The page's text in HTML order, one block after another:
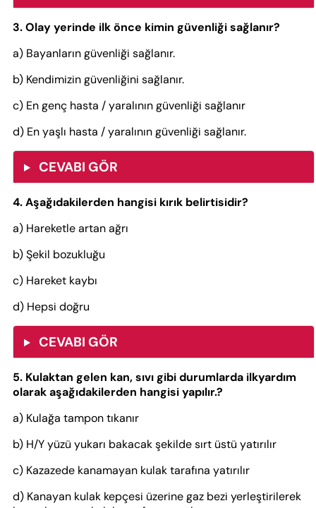
3. Olay yerinde ilk önce kimin güvenliği sağlanır?
a) Bayanların güvenliği sağlanır.
b) Kendimizin güvenliğini sağlanır.
c) En genç hasta / yaralının güvenliği sağlanır
d) En yaşlı hasta / yaralının güvenliği sağlanır.
CEVABI GÖR
4. Aşağıdakilerden hangisi kırık belirtisidir?
a) Hareketle artan ağrı
b) Şekil bozukluğu
c) Hareket kaybı
d) Hepsi doğru
CEVABI GÖR
5. Kulaktan gelen kan, sıvı gibi durumlarda ilkyardım
olarak aşağıdakilerden hangisi yapılır.?
a) Kulağa tampon tıkanır
b) H/Y yüzü yukarı bakacak şekilde sırt üstü yatırılır
c) Kazazede kanamayan kulak tarafına yatırılır
d) Kanayan kulak kepçesi üzerine gaz bezi yerleştirilerek